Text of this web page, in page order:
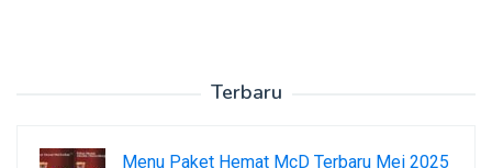
Terbaru
Menu Paket Hemat McD Terbaru Mei 2025